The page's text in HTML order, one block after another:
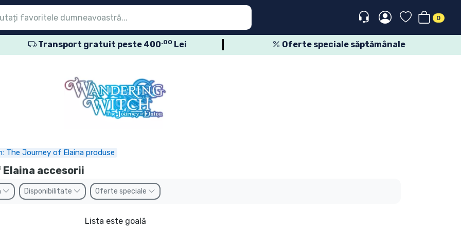
0
Transport gratuit peste 400.00 Lei Oferte speciale săptămânale
The Journey of Elaina produse
accesorii
Disponibilitate Oferte speciale
Lista este goală